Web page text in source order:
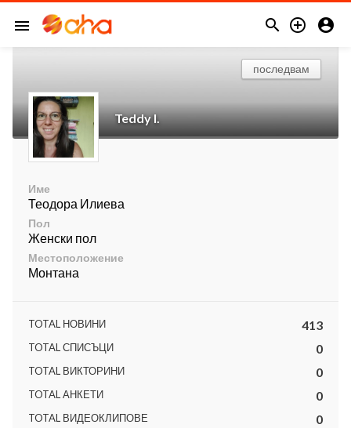
menu   
Teddy I.
последвам
Име
Теодора Илиева
Пол
Женски пол
Местоположение
Монтана
TOTAL НОВИНИ 413
TOTAL СПИСЪЦИ 0
TOTAL ВИКТОРИНИ 0
TOTAL АНКЕТИ 0
TOTAL ВИДЕОКЛИПОВЕ 0